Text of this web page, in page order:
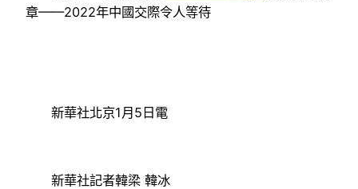
章——2022年中國交際令人等待
新華社北京1月5日電
新華社記者韓梁 韓冰